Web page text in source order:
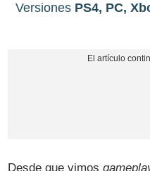
Versiones PS4, PC,
Desde que vimos